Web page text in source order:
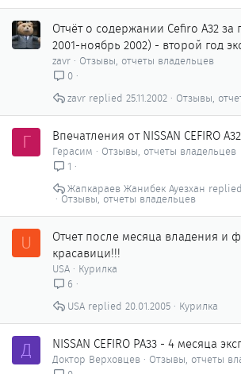
Отчёт о содержании Cefiro A32 за
2001-ноябрь 2002) - второй год
zavr
Отзывы, отчеты владельцев
0
Отзывы,
25.11.2002
zavr
Г Впечатления от NISSAN CEFIRO A32
Герасим
Отзывы, отчеты владельцев
1
Отзывы, отчеты владельцев
Жапкараев Жанибек Ауезхан
U
Отчет после месяца владения и
красавици!!!
USA
Курилка
6
Курилка
20.01.2005
USA
Д NISSAN CEFIRO PA33 - 4 месяца
Доктор Верховцев
Отзывы, отчеты